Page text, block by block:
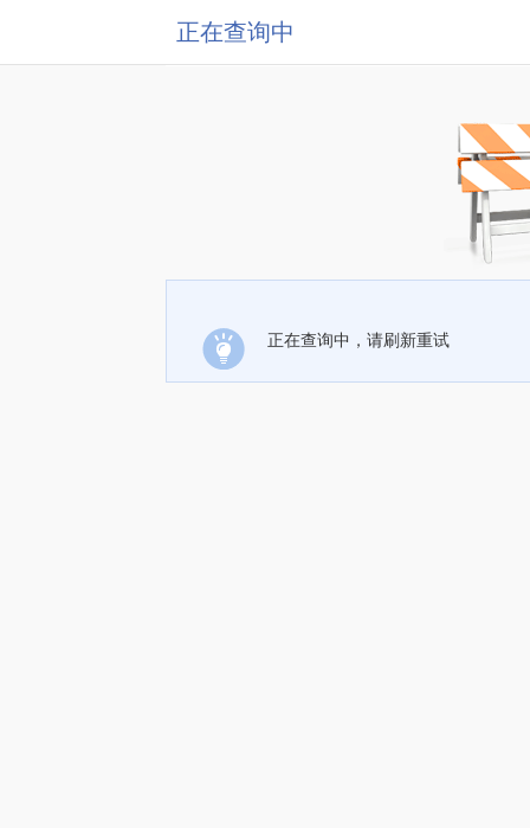
正在查询中
正在查询中，请刷新重试